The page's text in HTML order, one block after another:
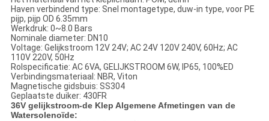
Haven verbindend type: Snel montagetype, duw-in type, voor PE
pijp, pijp OD 6.35mm
Werkdruk: 0~8.0 Bars
Nominale diameter: DN10
Voltage: Gelijkstroom 12V 24V; AC 24V 120V 240V, 60Hz; AC
110V 220V, 50Hz
Rolspecificatie: AC 6VA, GELIJKSTROOM 6W, IP65, 100%ED
Verbindingsmateriaal: NBR, Viton
Magnetische gidsbuis: SS304
Geplaatste duiker: 430FR
36V gelijkstroom-de Klep Algemene Afmetingen van de
Watersolenoïde: